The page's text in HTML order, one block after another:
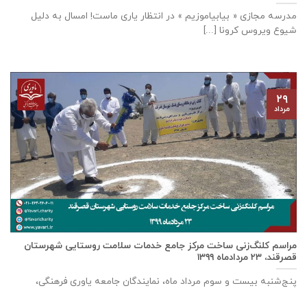
مدرسه مجازی « بیابیاموزیم » در انتظار یاری ماست! امسال به دلیل
شیوع ویروس کرونا [...]
مراسم کلنگ‌زنی ساخت مرکز جامع خدمات سلامت روستایی شهرستان
قصرقند، ۲۳ مردادماه ۱۳۹۹
پنج‌شنبه بیست و سوم مرداد ماه، نمایندگان جامعه یاوری فرهنگی،
۲۹
مرداد